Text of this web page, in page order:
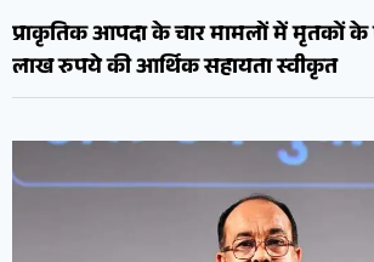
प्राकृतिक आपदा के चार मामलों में मृतकों के
लाख रुपये की आर्थिक सहायता स्वीकृत